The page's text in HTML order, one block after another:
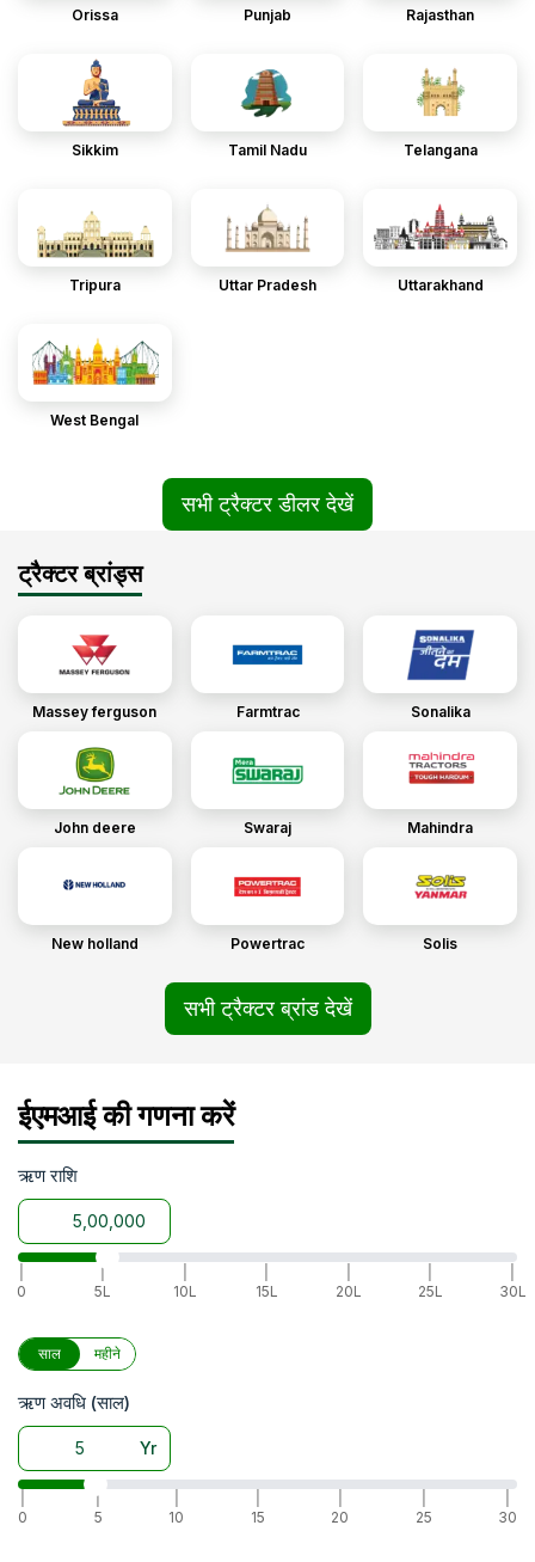
Orissa Punjab Rajasthan
Sikkim Tamil Nadu Telangana
Tripura Uttar Pradesh Uttarakhand
West Bengal
सभी ट्रैक्टर डीलर देखें
ट्रैक्टर ब्रांड्स
Massey ferguson Farmtrac Sonalika
John deere Swaraj Mahindra
New holland Powertrac Solis
सभी ट्रैक्टर ब्रांड देखें
ईएमआई की गणना करें
ऋण राशि
0
|
5L
10L
15L
20L
25L
30L
साल महीने
ऋण अवधि (साल)
Yr
0
|
5
10
15
20
25
30